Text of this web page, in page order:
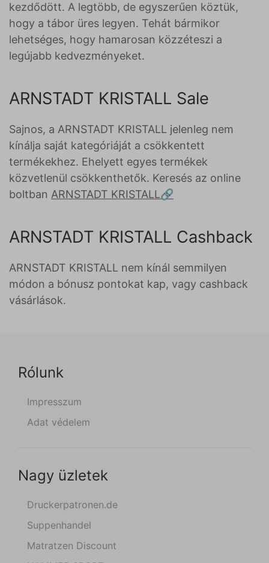
kezdődött. A legtöbb, de egyszerűen köztük,
hogy a tábor üres legyen. Tehát bármikor
lehetséges, hogy hamarosan közzéteszi a
legújabb kedvezményeket.
ARNSTADT KRISTALL Sale
Sajnos, a ARNSTADT KRISTALL jelenleg nem
kínálja saját kategóriáját a csökkentett
termékekhez. Ehelyett egyes termékek
közvetlenül csökkenthetők. Keresés az online
boltban ARNSTADT KRISTALL
ARNSTADT KRISTALL Cashback
ARNSTADT KRISTALL nem kínál semmilyen
módon a bónusz pontokat kap, vagy cashback
vásárlások.
Rólunk
Impresszum
Adat védelem
Nagy üzletek
Druckerpatronen.de
Suppenhandel
Matratzen Discount